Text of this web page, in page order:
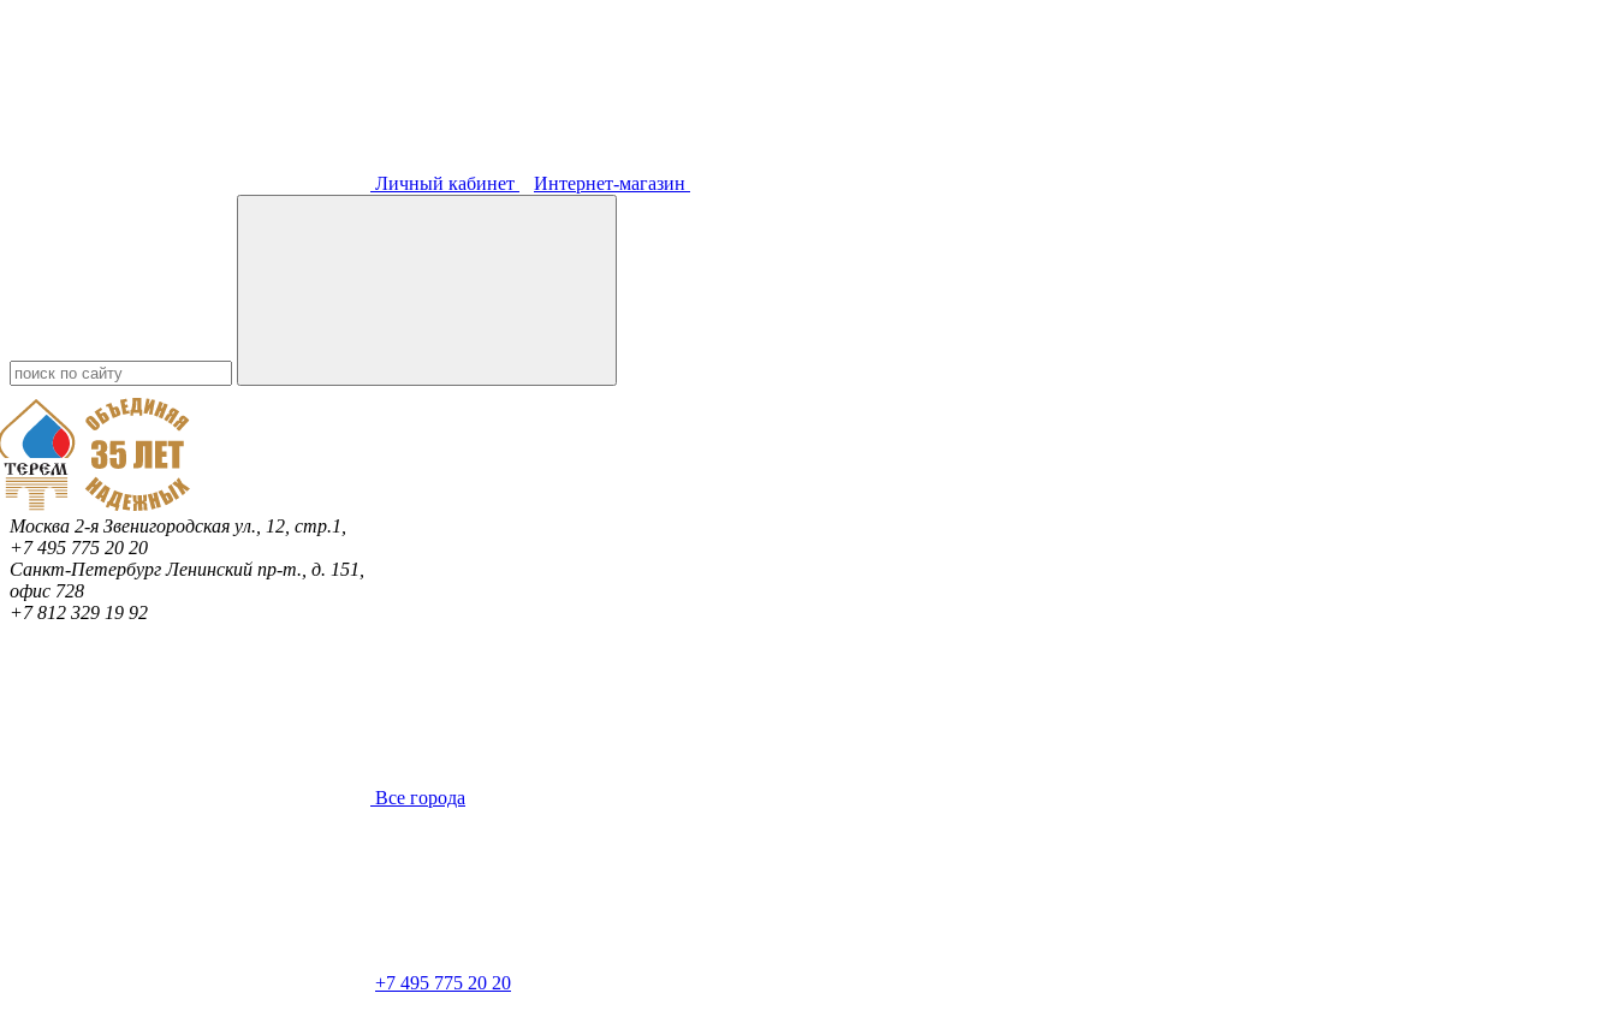
Личный кабинет Интернет-магазин
Москва 2-я Звенигородская ул., 12, стр.1,
+7 495 775 20 20
Санкт-ПетербургЛенинский пр-т., д. 151,
офис 728
+7 812 329 19 92
Все города
+7 495 775 20 20